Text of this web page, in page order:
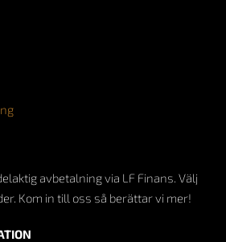
avbetalning via LF Finans. Välj
Kom in till oss så berättar vi mer!